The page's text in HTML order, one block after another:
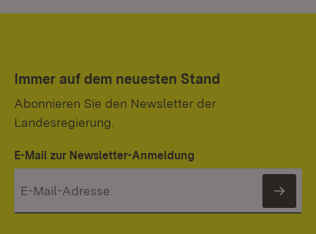
Immer auf dem neuesten Stand
Abonnieren Sie den Newsletter der
Landesregierung.
E-Mail zur Newsletter-Anmeldung